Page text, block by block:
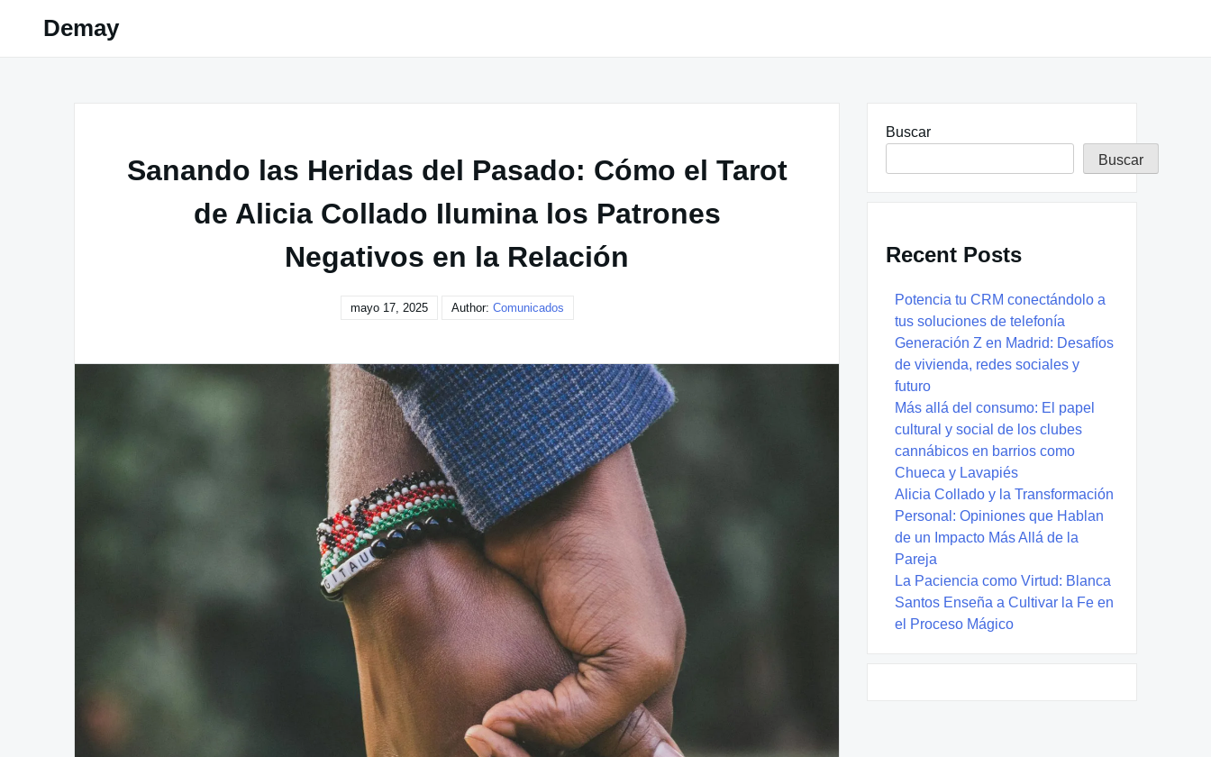
Demay
Sanando las Heridas del Pasado: Cómo el Tarot
de Alicia Collado Ilumina los Patrones
Negativos en la Relación
mayo 17, 2025 Author: Comunicados
Buscar
Buscar
Recent Posts
Potencia tu CRM conectándolo a
tus soluciones de telefonía
Generación Z en Madrid: Desafíos
de vivienda, redes sociales y
futuro
Más allá del consumo: El papel
cultural y social de los clubes
cannábicos en barrios como
Chueca y Lavapiés
Alicia Collado y la Transformación
Personal: Opiniones que Hablan
de un Impacto Más Allá de la
Pareja
La Paciencia como Virtud: Blanca
Santos Enseña a Cultivar la Fe en
el Proceso Mágico